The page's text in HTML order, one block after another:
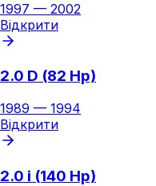
1997 — 2002
Відкрити
2.0 D (82 Hp)
1989 — 1994
Відкрити
2.0 i (140 Hp)